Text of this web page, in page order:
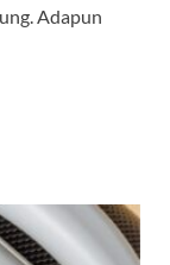
Adapun